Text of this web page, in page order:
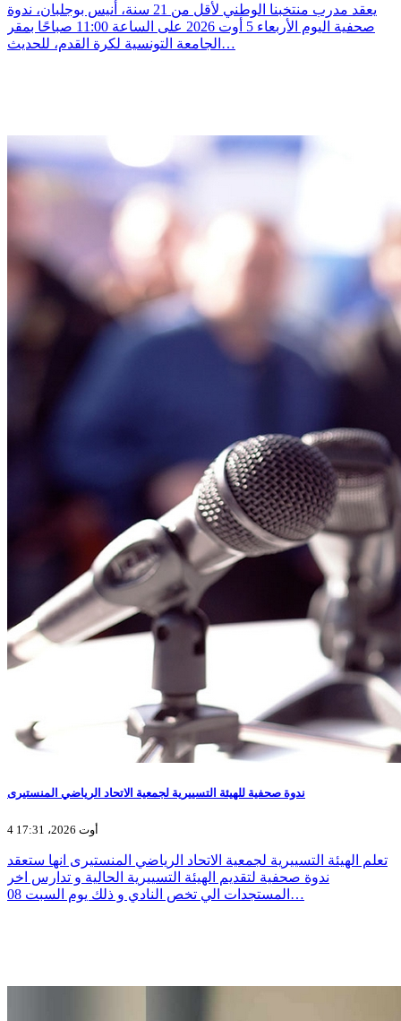
يعقد مدرب منتخبنا الوطني لأقل من 21 سنة، أنيس بوجلبان، ندوة
صحفية اليوم الأربعاء 5 أوت 2026 على الساعة 11:00 صباحًا بمقر
الجامعة التونسية لكرة القدم، للحديث…
ندوة صحفية للهيئة التسييرية لجمعية الاتحاد الرياضي المنستيرى
4 أوت 2026، 17:31
تعلم الهيئة التسييرية لجمعية الاتحاد الرياضي المنستيرى انها ستعقد
ندوة صحفية لتقديم الهيئة التسييرية الحالية و تدارس اخر
المستجدات الي تخص النادي و ذلك يوم السبت 08…